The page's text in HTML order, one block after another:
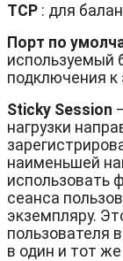
TCP : для
Порт по
используемый
подключения к
Sticky Session
нагрузки
наименьшей
использовать
сеанса
экземпляру.
пользователя
в один и тот